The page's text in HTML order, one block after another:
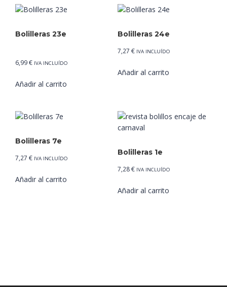
Bolilleras 23e
6,99€ IVA INCLUÍDO
Añadir al carrito
Bolilleras 24e
7,27 € IVA INCLUÍDO
Añadir al carrito
Bolilleras 7e
7,27 € IVA INCLUÍDO
Añadir al carrito
Bolilleras 1e
7,28€ IVA INCLUÍDO
Añadir al carrito